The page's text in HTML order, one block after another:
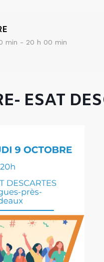
min - 20 h 00 min
ESAT